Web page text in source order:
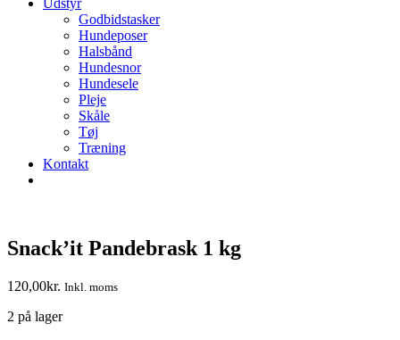
Udstyr
Godbidstasker
Hundeposer
Halsbånd
Hundesnor
Hundesele
Pleje
Skåle
Tøj
Træning
Kontakt
Snack’it Pandebrask 1 kg
120,00kr. Inkl. moms
2 på lager